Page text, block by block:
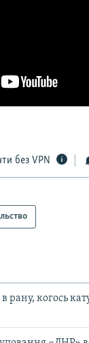
без VPN
рану, когось